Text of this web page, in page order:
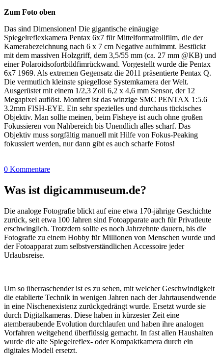
Zum Foto oben
Das sind Dimensionen! Die gigantische einäugige
Spiegelreflexkamera Pentax 6x7 für Mittelformatrollfilm, die der
Kamerabezeichnung nach 6 x 7 cm Negative aufnimmt. Bestückt
mit dem massiven Holzgriff, dem 3,5/55 mm (ca. 27 mm @KB) und
einer Polaroidsofortbildfimrückwand. Vorgestellt wurde die Pentax
6x7 1969. Als extremen Gegensatz die 2011 präsentierte Pentax Q.
Die vermutlich kleinste spiegellose Systemkamera der Welt.
Ausgerüstet mit einem 1/2,3 Zoll 6,2 x 4,6 mm Sensor, der 12
Megapixel auflöst. Montiert ist das winzige SMC PENTAX 1:5.6
3.2mm FISH-EYE. Ein sehr spezielles und durchaus tückisches
Objektiv. Man sollte meinen, beim Fisheye ist auch ohne großen
Fokussieren von Nahbereich bis Unendlich alles scharf. Das
Objektiv muss sorgfältig manuell mit Hilfe von Fokus-Peaking
fokussiert werden, nur dann gibt es auch scharfe Fotos!
0 Kommentare
Was ist digicammuseum.de?
Die analoge Fotografie blickt auf eine etwa 170-jährige Geschichte
zurück, seit etwa 100 Jahren sind Fotoapparate auch für Privatleute
erschwinglich. Trotzdem sollte es noch Jahrzehnte dauern, bis die
Fotografie zu einem Hobby für Millionen von Menschen wurde und
der Fotoapparat zum selbstverständlichen Accessoire jeder
Urlaubsreise.
Um so überraschender ist es zu sehen, mit welcher Geschwindigkeit
die etablierte Technik in wenigen Jahren nach der Jahrtausendwende
in eine Nischenexistenz zurückgedrängt wurde. Ersetzt wurde sie
durch Digitalkameras. Diese haben in kürzester Zeit eine
atemberaubende Evolution durchlaufen und haben ihre analogen
Vorfahren weitgehend überflüssig gemacht. In fast allen Haushalten
wurde die alte Spiegelreflex- oder Kompaktkamera durch ein
digitales Modell ersetzt.